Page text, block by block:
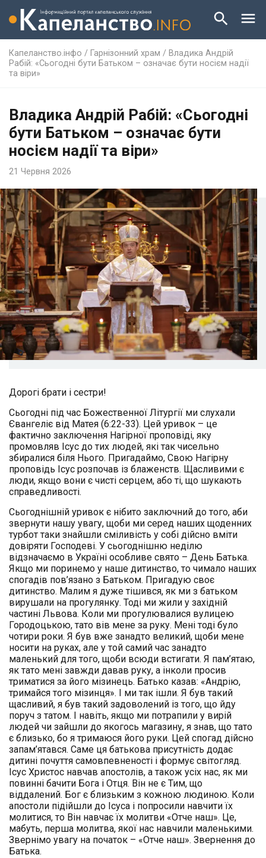
Капеланство.інфо / Гарнізонний храм / Владика Андрій
Рабій: «Сьогодні бути Батьком – означає бути носієм надії
та віри»
Владика Андрій Рабій: «Сьогодні
бути Батьком – означає бути
носієм надії та віри»
21 Червня 2026
Дорогі брати і сестри!
Сьогодні під час Божественної Літургії ми слухали
Євангеліє від Матея (6:22-33). Цей уривок – це
фактично заключення Нагірної проповіді, яку
промовляв Ісус до тих людей, які так чисельно
збиралися біля Нього. Пригадаймо, Свою Нагірну
проповідь Ісус розпочав із блаженств. Щасливими є
люди, якщо вони є чисті серцем, або ті, що шукають
справедливості.
Сьогоднішній уривок є нібито заключний до того, аби
звернути нашу увагу, щоби ми серед наших щоденних
турбот таки знайшли сміливість у собі дійсно вміти
довіряти Господеві. У сьогоднішню неділю
відзначаємо в Україні особливе свято – День Батька.
Якщо ми поринемо у наше дитинство, то чимало наших
спогадів пов’язано з Батьком. Пригадую своє
дитинство. Малим я дуже тішився, як ми з батьком
вирушали на прогулянку. Тоді ми жили у західній
частині Львова. Коли ми прогулювалися вулицею
Городоцькою, тато вів мене за руку. Мені тоді було
чотири роки. Я був вже занадто великий, щоби мене
носити на руках, але у той самий час занадто
маленький для того, щоби всюди встигати. Я пам’ятаю,
як тато мені завжди давав руку, а інколи просив
триматися за його мізинець. Батько казав: «Андрію,
тримайся того мізинця». І ми так ішли. Я був такий
щасливий, я був такий задоволений із того, що йду
поруч з татом. І навіть, якщо ми потрапили у вирій
людей чи зайшли до якогось магазину, я знав, що тато
є близько, бо я тримаюся його руки. Цей спогад дійсно
запам’ятався. Саме ця батькова присутність додає
дитині почуття самовпевненості і формує світогляд.
Ісус Христос навчав апостолів, а також усіх нас, як ми
повинні бачити Бога і Отця. Він не є Тим, що
віддалений. Бог є близьким з кожною людиною. Коли
апостоли підійшли до Ісуса і попросили навчити їх
молитися, то Він навчає їх молитви «Отче наш». Це,
мабуть, перша молитва, якої нас навчили маленькими.
Звернімо увагу на початок – «Отче наш». Звернення до
Батька.